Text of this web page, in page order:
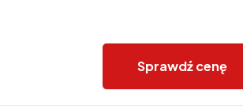
Sprawdź cenę